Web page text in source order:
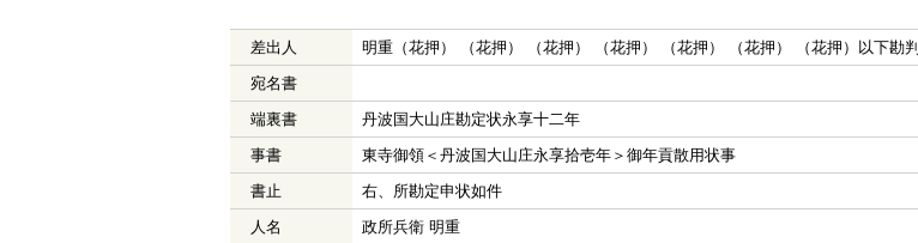
差出人
明重（花押） （花押） （花押） （花押） （花押） （花押） （花押）以下勘判
宛名書
端裏書
丹波国大山庄勘定状永享十二年
事書
東寺御領＜丹波国大山庄永享拾壱年＞御年貢散用状事
書止
右、所勘定申状如件
人名
政所兵衛 明重